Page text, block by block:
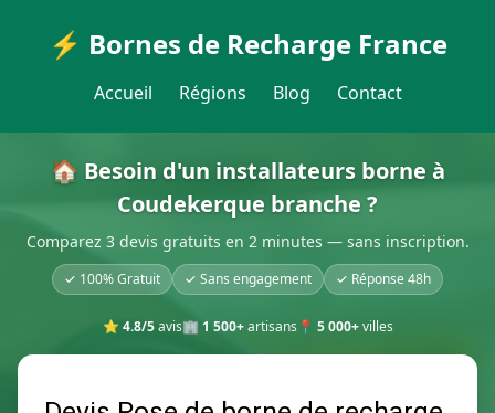
⚡ Bornes de Recharge France
Accueil Régions Blog Contact
🏠 Besoin d'un installateurs borne à
Coudekerque branche ?
Comparez 3 devis gratuits en 2 minutes — sans inscription.
✓ 100% Gratuit ✓ Sans engagement ✓ Réponse 48h
⭐ 4.8/5avis🏢 1 500+artisans 📍 5 000+villes